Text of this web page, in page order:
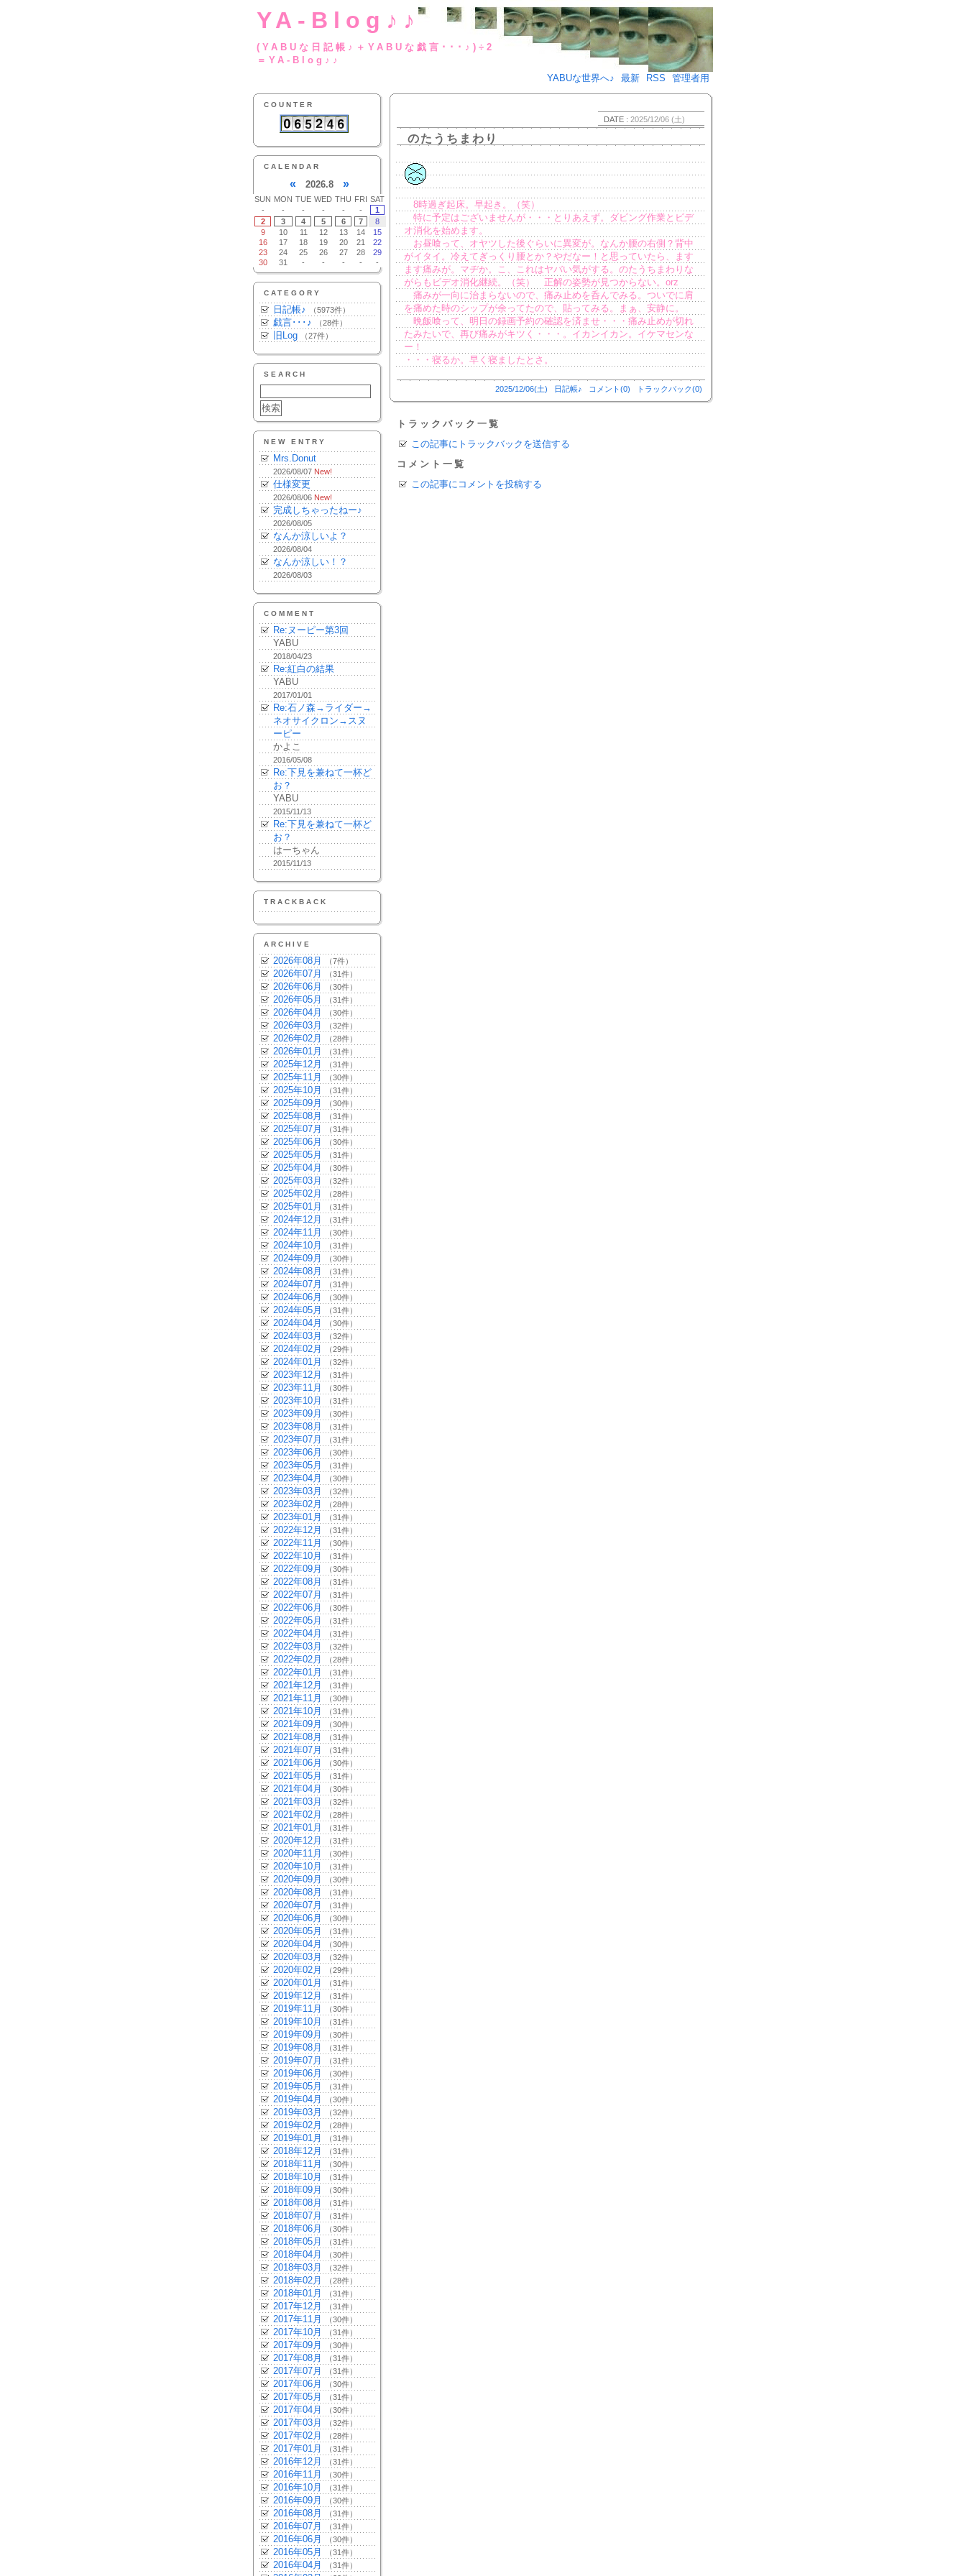
YA-Blog♪♪
(YABUな日記帳♪＋YABUな戯言･･･♪)÷2
＝YA-Blog♪♪
YABUな世界へ♪
最新 RSS 管理者用
COUNTER
CALENDAR
« 2026.8 »
SUN MON TUE WED THU FRI SAT
-
- - - - -
1
2
3 4 5 6 7
8
9
10 11 12 13 14
15
16
17 18 19 20 21
22
23
24 25 26 27 28
29
30
31 - - - - -
CATEGORY
日記帳♪ （5973件）
戯言･･･♪ （28件）
旧Log （27件）
SEARCH
NEW ENTRY
Mrs.Donut
2026/08/07 New!
仕様変更
2026/08/06 New!
完成しちゃったねー♪
2026/08/05
なんか涼しいよ？
2026/08/04
なんか涼しい！？
2026/08/03
COMMENT
Re:ヌーピー第3回
YABU
2018/04/23
Re:紅白の結果
YABU
2017/01/01
Re:石ノ森→ライダー→
ネオサイクロン→スヌ
ーピー
かよこ
2016/05/08
Re:下見を兼ねて一杯ど
お？
YABU
2015/11/13
Re:下見を兼ねて一杯ど
お？
はーちゃん
2015/11/13
TRACKBACK
ARCHIVE
2026年08月 （7件）
2026年07月 （31件）
2026年06月 （30件）
2026年05月 （31件）
2026年04月 （30件）
2026年03月 （32件）
2026年02月 （28件）
2026年01月 （31件）
2025年12月 （31件）
2025年11月 （30件）
2025年10月 （31件）
2025年09月 （30件）
2025年08月 （31件）
2025年07月 （31件）
2025年06月 （30件）
2025年05月 （31件）
2025年04月 （30件）
2025年03月 （32件）
2025年02月 （28件）
2025年01月 （31件）
2024年12月 （31件）
2024年11月 （30件）
2024年10月 （31件）
2024年09月 （30件）
2024年08月 （31件）
2024年07月 （31件）
2024年06月 （30件）
2024年05月 （31件）
2024年04月 （30件）
2024年03月 （32件）
2024年02月 （29件）
2024年01月 （32件）
2023年12月 （31件）
2023年11月 （30件）
2023年10月 （31件）
2023年09月 （30件）
2023年08月 （31件）
2023年07月 （31件）
2023年06月 （30件）
2023年05月 （31件）
2023年04月 （30件）
2023年03月 （32件）
2023年02月 （28件）
2023年01月 （31件）
2022年12月 （31件）
2022年11月 （30件）
2022年10月 （31件）
2022年09月 （30件）
2022年08月 （31件）
2022年07月 （31件）
2022年06月 （30件）
2022年05月 （31件）
2022年04月 （31件）
2022年03月 （32件）
2022年02月 （28件）
2022年01月 （31件）
2021年12月 （31件）
2021年11月 （30件）
2021年10月 （31件）
2021年09月 （30件）
2021年08月 （31件）
2021年07月 （31件）
2021年06月 （30件）
2021年05月 （31件）
2021年04月 （30件）
2021年03月 （32件）
2021年02月 （28件）
2021年01月 （31件）
2020年12月 （31件）
2020年11月 （30件）
2020年10月 （31件）
2020年09月 （30件）
2020年08月 （31件）
2020年07月 （31件）
2020年06月 （30件）
2020年05月 （31件）
2020年04月 （30件）
2020年03月 （32件）
2020年02月 （29件）
2020年01月 （31件）
2019年12月 （31件）
2019年11月 （30件）
2019年10月 （31件）
2019年09月 （30件）
2019年08月 （31件）
2019年07月 （31件）
2019年06月 （30件）
2019年05月 （31件）
2019年04月 （30件）
2019年03月 （32件）
2019年02月 （28件）
2019年01月 （31件）
2018年12月 （31件）
2018年11月 （30件）
2018年10月 （31件）
2018年09月 （30件）
2018年08月 （31件）
2018年07月 （31件）
2018年06月 （30件）
2018年05月 （31件）
2018年04月 （30件）
2018年03月 （32件）
2018年02月 （28件）
2018年01月 （31件）
2017年12月 （31件）
2017年11月 （30件）
2017年10月 （31件）
2017年09月 （30件）
2017年08月 （31件）
2017年07月 （31件）
2017年06月 （30件）
2017年05月 （31件）
2017年04月 （30件）
2017年03月 （32件）
2017年02月 （28件）
2017年01月 （31件）
2016年12月 （31件）
2016年11月 （30件）
2016年10月 （31件）
2016年09月 （30件）
2016年08月 （31件）
2016年07月 （31件）
2016年06月 （30件）
2016年05月 （31件）
2016年04月 （31件）
DATE : 2025/12/06 (土)
のたうちまわり
8時過ぎ起床。早起き。（笑）
特に予定はございませんが・・・とりあえず。ダビング作業とビデ
オ消化を始めます。
お昼喰って、オヤツした後ぐらいに異変が。なんか腰の右側？背中
がイタイ。冷えてぎっくり腰とか？やだなー！と思っていたら、ます
ます痛みが。マヂか。こ、これはヤバい気がする。のたうちまわりな
がらもビデオ消化継続。（笑） 正解の姿勢が見つからない。orz
痛みが一向に治まらないので、痛み止めを呑んでみる。ついでに肩
を痛めた時のシップが余ってたので、貼ってみる。まぁ、安静に。
晩飯喰って、明日の録画予約の確認を済ませ・・・痛み止めが切れ
たみたいで、再び痛みがキツく・・・。イカンイカン。イケマセンな
ー！
・・・寝るか。早く寝ましたとさ。
2025/12/06(土) 日記帳♪ コメント(0) トラックバック(0)
トラックバック一覧
この記事にトラックバックを送信する
コメント一覧
この記事にコメントを投稿する